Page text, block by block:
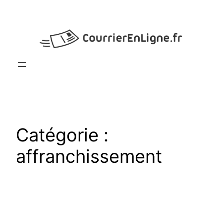
Catégorie :
affranchissement